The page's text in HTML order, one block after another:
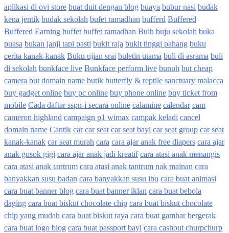
aplikasi di ovi store buat duit dengan blog buaya bubur nasi budak
kena jentik budak sekolah bufet ramadhan bufferd Buffered
Buffered Earning buffet buffet ramadhan Buih buju sekolah buka
puasa bukan janji tapi pasti bukit raja bukit tinggi pahang buku
cerita kanak-kanak Buku ujian srai buletin utama buli di asrama buli
di sekolah bunkface live Bunkface perform live bunuh but cheap
camera but domain name butik butterfly & reptile sanctuary malacca
buy gadget online buy pc online buy phone online buy ticket from
mobile Cada daftar sspn-i secara online calamine calendar cam
cameron highland campaign p1 wimax campak keladi cancel
domain name Cantik car car seat car seat bayi car seat group car seat
kanak-kanak car seat murah cara cara ajar anak free diapers cara ajar
anak gosok gigi cara ajar anak jadi kreatif cara atasi anak menangis
cara atasi anak tantrum cara atasi anak tantrum nak mainan cara
banyakkan susu badan cara banyakkan susu ibu cara buat animasi
cara buat banner blog cara buat banner iklan cara buat bebola
daging cara buat biskut chocolate chip cara buat biskut chocolate
chip yang mudah cara buat biskut raya cara buat gambar bergerak
cara buat logo blog cara buat passport bayi cara cashout churpchurp